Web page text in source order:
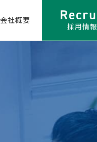
会社概要
採用情報